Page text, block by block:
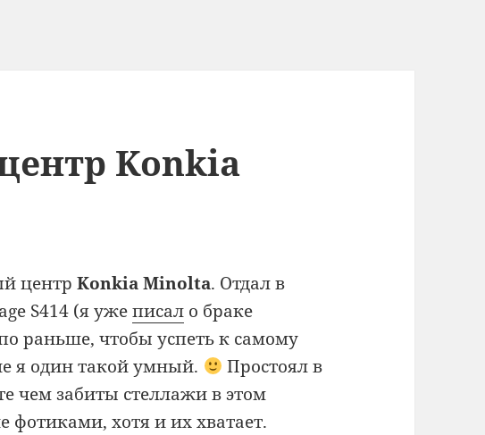
Konkia
центрKonkia Minolta. Отдал в
S414 (я ужеписал о браке
раньше, чтобы успеть к самому
я один такой умный.
Простоял в
чем забиты стеллажи в этом
фотиками, хотя и их хватает.